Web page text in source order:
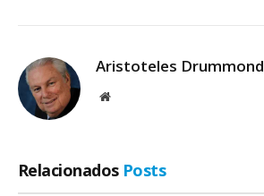
Aristoteles Drummond
Site
Relacionados Posts